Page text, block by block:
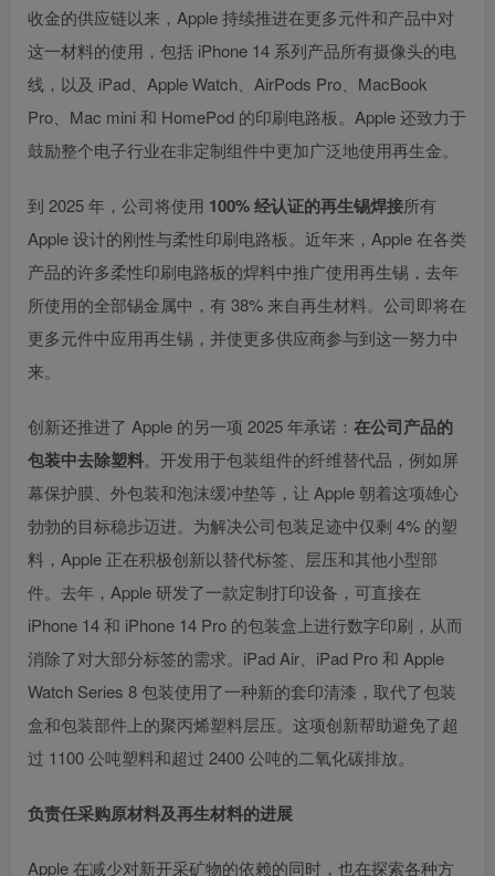
收金的供应链以来，Apple 持续推进在更多元件和产品中对
这一材料的使用，包括 iPhone 14 系列产品所有摄像头的电
线，以及 iPad、Apple Watch、AirPods Pro、MacBook
Pro、Mac mini 和 HomePod 的印刷电路板。Apple 还致力于
鼓励整个电子行业在非定制组件中更加广泛地使用再生金。
到 2025 年，公司将使用 100% 经认证的再生锡焊接所有
Apple 设计的刚性与柔性印刷电路板。近年来，Apple 在各类
产品的许多柔性印刷电路板的焊料中推广使用再生锡，去年
所使用的全部锡金属中，有 38% 来自再生材料。公司即将在
更多元件中应用再生锡，并使更多供应商参与到这一努力中
来。
创新还推进了 Apple 的另一项 2025 年承诺： 在公司产品的
包装中去除塑料。开发用于包装组件的纤维替代品，例如屏
幕保护膜、外包装和泡沫缓冲垫等，让 Apple 朝着这项雄心
勃勃的目标稳步迈进。为解决公司包装足迹中仅剩 4% 的塑
料，Apple 正在积极创新以替代标签、层压和其他小型部
件。去年，Apple 研发了一款定制打印设备，可直接在
iPhone 14 和 iPhone 14 Pro 的包装盒上进行数字印刷，从而
消除了对大部分标签的需求。iPad Air、iPad Pro 和 Apple
Watch Series 8 包装使用了一种新的套印清漆，取代了包装
盒和包装部件上的聚丙烯塑料层压。这项创新帮助避免了超
过 1100 公吨塑料和超过 2400 公吨的二氧化碳排放。
负责任采购原材料及再生材料的进展
Apple 在减少对新开采矿物的依赖的同时，也在探索各种方